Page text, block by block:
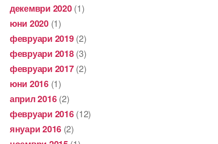
декември 2020(1)
юни 2020(1)
февруари 2019(2)
февруари 2018(3)
февруари 2017(2)
юни 2016(1)
април 2016(2)
февруари 2016(12)
януари 2016 (2)